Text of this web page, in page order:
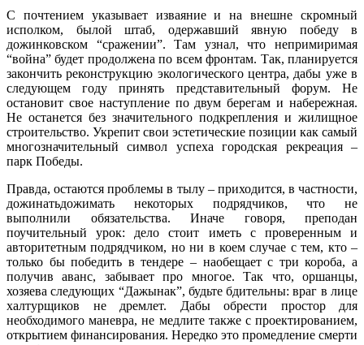
С почтением указывает изваяние и на внешне скромный
исполком, былой штаб, одержавший явную победу в
дожинковском “сражении”. Там узнал, что непримиримая
“война” будет продолжена по всем фронтам. Так, планируется
закончить реконструкцию экологического центра, дабы уже в
следующем году принять представительный форум. Не
остановит свое наступление по двум берегам и набережная.
Не останется без значительного подкрепления и жилищное
строительство. Укрепит свои эстетические позиции как самый
многозначительный символ успеха городская рекреация –
парк Победы.
Правда, остаются проблемы в тылу – приходится, в частности,
дожинатьдожимать некоторых подрядчиков, что не
выполнили обязательства. Иначе говоря, преподан
поучительный урок: дело стоит иметь с проверенным и
авторитетным подрядчиком, но ни в коем случае с тем, кто –
только бы победить в тендере – наобещает с три короба, а
получив аванс, забывает про многое. Так что, оршанцы,
хозяева следующих “Дажынак”, будьте бдительны: враг в лице
халтурщиков не дремлет. Дабы обрести простор для
необходимого маневра, не медлите также с проектированием,
открытием финансирования. Нередко это промедление смерти